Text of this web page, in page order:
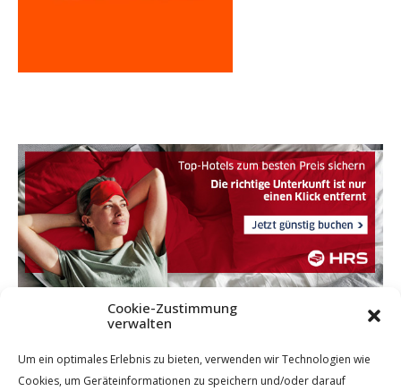
Cookie-Zustimmung
verwalten
Um ein optimales Erlebnis zu bieten, verwenden wir Technologien wie
Cookies, um Geräteinformationen zu speichern und/oder darauf